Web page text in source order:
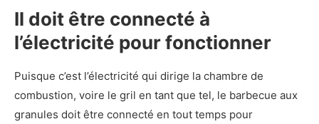
Il doit être connecté à
l’électricité pour fonctionner
Puisque c’est l’électricité qui dirige la chambre de
combustion, voire le gril en tant que tel, le barbecue aux
granules doit être connecté en tout temps pour